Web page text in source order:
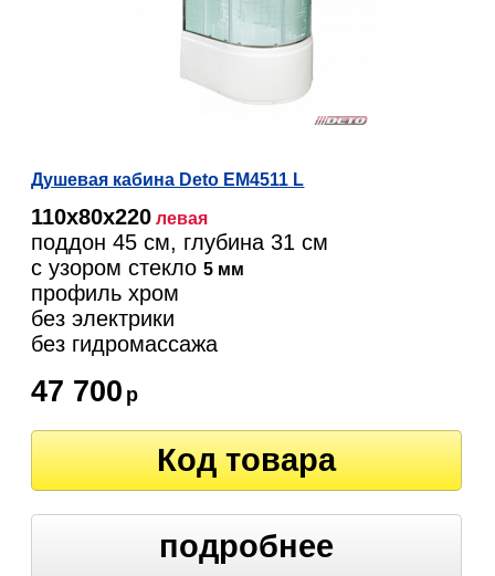
Душевая кабина Deto EM4511 L
110х80х220 левая
поддон 45 см, глубина 31 см
с узором стекло5 мм
профиль хром
без электрики
без гидромассажа
47 700 р
Код товара
подробнее